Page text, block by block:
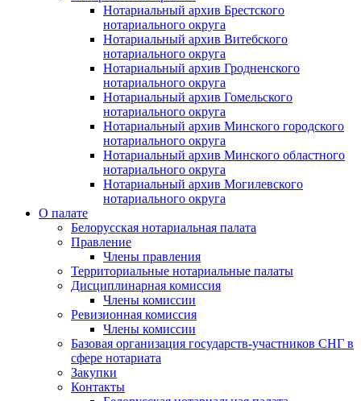
Нотариальный архив Брестского
нотариального округа
Нотариальный архив Витебского
нотариального округа
Нотариальный архив Гродненского
нотариального округа
Нотариальный архив Гомельского
нотариального округа
Нотариальный архив Минского городского
нотариального округа
Нотариальный архив Минского областного
нотариального округа
Нотариальный архив Могилевского
нотариального округа
О палате
Белорусская нотариальная палата
Правление
Члены правления
Территориальные нотариальные палаты
Дисциплинарная комиссия
Члены комиссии
Ревизионная комиссия
Члены комиссии
Базовая организация государств-участников СНГ в
сфере нотариата
Закупки
Контакты